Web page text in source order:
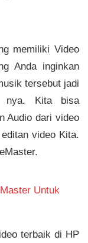
memiliki Video
Anda inginkan
tersebut jadi
nya. Kita bisa
Audio dari video
video Kita.
Untuk
terbaik di HP